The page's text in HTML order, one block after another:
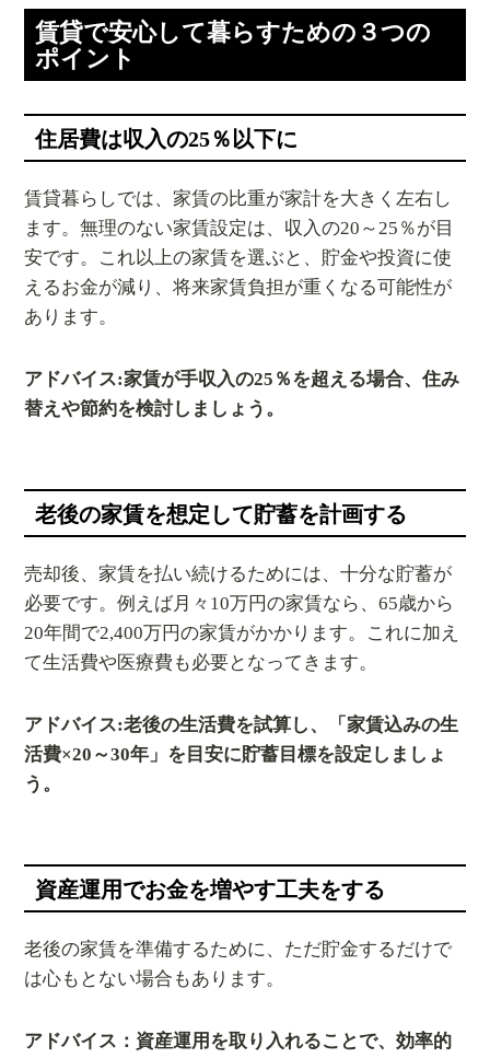
賃貸で安心して暮らすための３つの
ポイント
住居費は収入の25％以下に
賃貸暮らしでは、家賃の比重が家計を大きく左右し
ます。無理のない家賃設定は、収入の20～25％が目
安です。これ以上の家賃を選ぶと、貯金や投資に使
えるお金が減り、将来家賃負担が重くなる可能性が
あります。
アドバイス:家賃が手収入の25％を超える場合、住み
替えや節約を検討しましょう。
老後の家賃を想定して貯蓄を計画する
売却後、家賃を払い続けるためには、十分な貯蓄が
必要です。例えば月々10万円の家賃なら、65歳から
20年間で2,400万円の家賃がかかります。これに加え
て生活費や医療費も必要となってきます。
アドバイス:老後の生活費を試算し、「家賃込みの生
活費×20～30年」を目安に貯蓄目標を設定しましょ
う。
資産運用でお金を増やす工夫をする
老後の家賃を準備するために、ただ貯金するだけで
は心もとない場合もあります。
アドバイス：資産運用を取り入れることで、効率的